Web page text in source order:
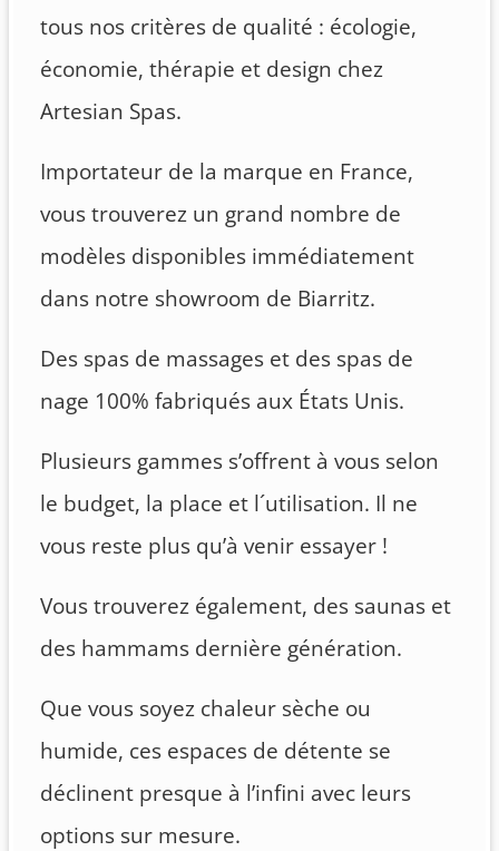
tous nos critères de qualité : écologie,
économie, thérapie et design chez
Artesian Spas.
Importateur de la marque en France,
vous trouverez un grand nombre de
modèles disponibles immédiatement
dans notre showroom de Biarritz.
Des spas de massages et des spas de
nage 100% fabriqués aux États Unis.
Plusieurs gammes s’offrent à vous selon
le budget, la place et l´utilisation. Il ne
vous reste plus qu’à venir essayer !
Vous trouverez également, des saunas et
des hammams dernière génération.
Que vous soyez chaleur sèche ou
humide, ces espaces de détente se
déclinent presque à l’infini avec leurs
options sur mesure.